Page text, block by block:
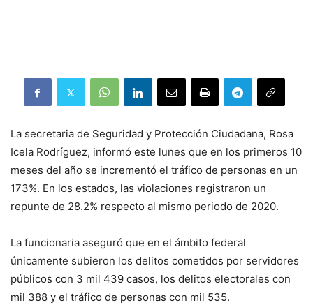
La secretaria de Seguridad y Protección Ciudadana, Rosa
Icela Rodríguez, informó este lunes que en los primeros 10
meses del año se incrementó el tráfico de personas en un
173%. En los estados, las violaciones registraron un
repunte de 28.2% respecto al mismo periodo de 2020.
La funcionaria aseguró que en el ámbito federal
únicamente subieron los delitos cometidos por servidores
públicos con 3 mil 439 casos, los delitos electorales con
mil 388 y el tráfico de personas con mil 535.